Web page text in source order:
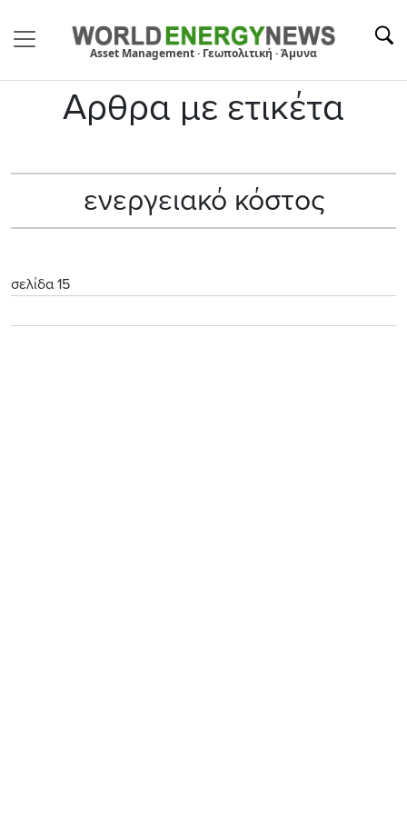
Asset Management · Γεωπολιτική · Άμυνα
Αρθρα με ετικέτα
ενεργειακό κόστος
σελίδα 15